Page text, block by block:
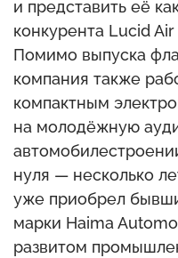
и представить её
конкурента Lucid
Помимо выпуска
компания также
компактным
на молодёжную
нуля — несколько
уже приобрел
марки Haima
развитом